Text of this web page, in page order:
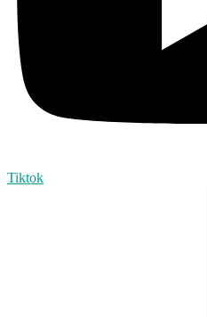
Tiktok